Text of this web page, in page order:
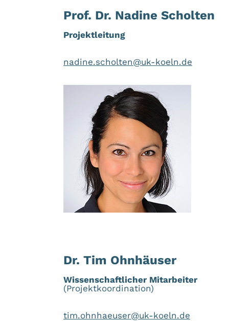
Prof. Dr. Nadine Scholten
Projektleitung
nadine.scholten@uk-koeln.de
Dr. Tim Ohnhäuser
Wissenschaftlicher Mitarbeiter
(Projektkoordination)
tim.ohnhaeuser@uk-koeln.de